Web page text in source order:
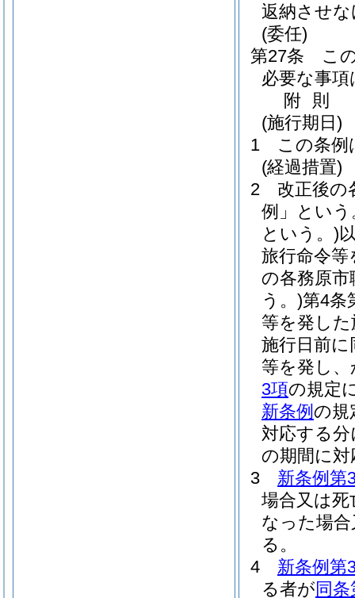
返納させ
(委任)
第27条
こ
必要な事
附 則
(施行期日)
1
この条例
(経過措置)
2
改正後の
例」という
という。)
旅行命令
の各務原
う。)第4条
等を発し
施行日前
等を発し
3項の規定
新条例 の規
対応する
の期間に
3
新条例第
場合又は
なった場
る。
4
新条例第
る者が同